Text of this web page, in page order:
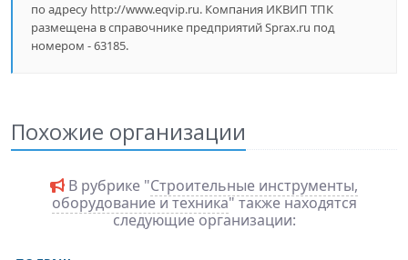
по адресу http://www.eqvip.ru. Компания ИКВИП ТПК
размещена в справочнике предприятий Sprax.ru под
номером - 63185.
Похожие организации
В рубрике "Строительные инструменты,
оборудование и техника" также находятся
следующие организации: